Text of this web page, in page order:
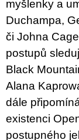
myšlenky a
Duchampa,
či Johna
postupů
Black
Alana
dále
existenci
postupného